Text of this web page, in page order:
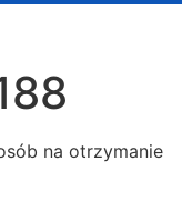
na otrzymanie